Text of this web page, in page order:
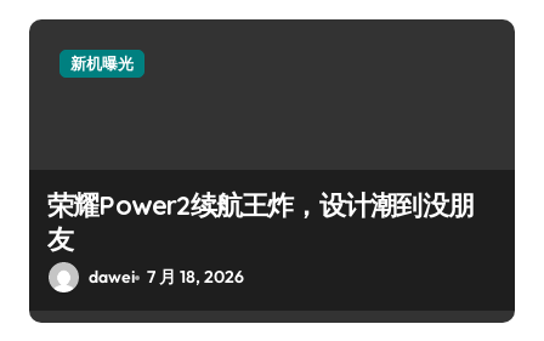
新机曝光
荣耀Power2续航王炸，设计潮到没朋
友
dawei 7 月 18, 2026